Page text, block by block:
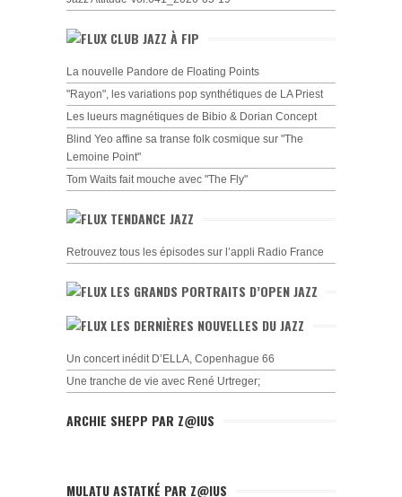
CLUB JAZZ À FIP
La nouvelle Pandore de Floating Points
"Rayon", les variations pop synthétiques de LA Priest
Les lueurs magnétiques de Bibio & Dorian Concept
Blind Yeo affine sa transe folk cosmique sur "The
Lemoine Point"
Tom Waits fait mouche avec "The Fly"
TENDANCE JAZZ
Retrouvez tous les épisodes sur l’appli Radio France
LES GRANDS PORTRAITS D’OPEN JAZZ
LES DERNIÈRES NOUVELLES DU JAZZ
Un concert inédit D’ELLA, Copenhague 66
Une tranche de vie avec René Urtreger;
ARCHIE SHEPP PAR Z@IUS
MULATU ASTATKÉ PAR Z@IUS